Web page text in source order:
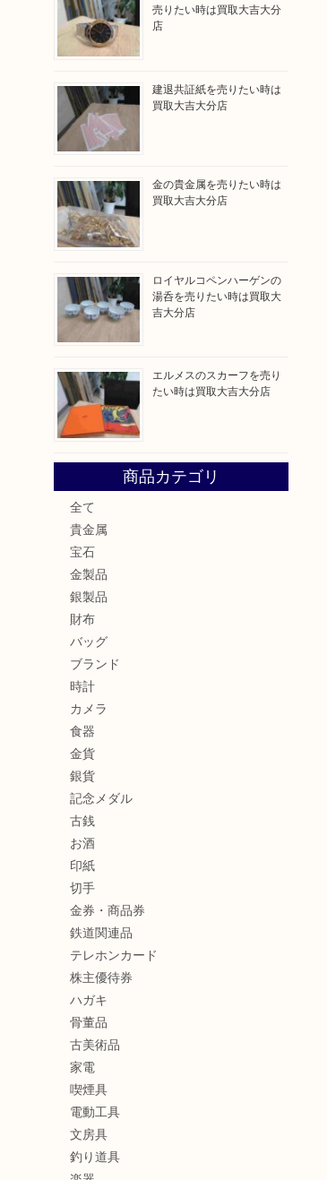
売りたい時は買取大吉大分
店
建退共証紙を売りたい時は
買取大吉大分店
金の貴金属を売りたい時は
買取大吉大分店
ロイヤルコペンハーゲンの
湯呑を売りたい時は買取大
吉大分店
エルメスのスカーフを売り
たい時は買取大吉大分店
商品カテゴリ
全て
貴金属
宝石
金製品
銀製品
財布
バッグ
ブランド
時計
カメラ
食器
金貨
銀貨
記念メダル
古銭
お酒
印紙
切手
金券・商品券
鉄道関連品
テレホンカード
株主優待券
ハガキ
骨董品
古美術品
家電
喫煙具
電動工具
文房具
釣り道具